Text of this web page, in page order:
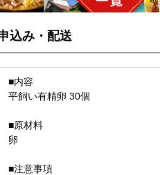
込み・配送
■内容
平飼い有精卵 30個
■原材料
卵
■注意事項